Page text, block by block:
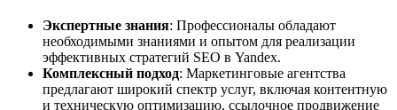
Экспертные знания: Профессионалы обладают
необходимыми знаниями и опытом для реализации
эффективных стратегий SEO в Yandex.
Комплексный подход: Маркетинговые агентства
предлагают широкий спектр услуг, включая контентную
и техническую оптимизацию, ссылочное продвижение